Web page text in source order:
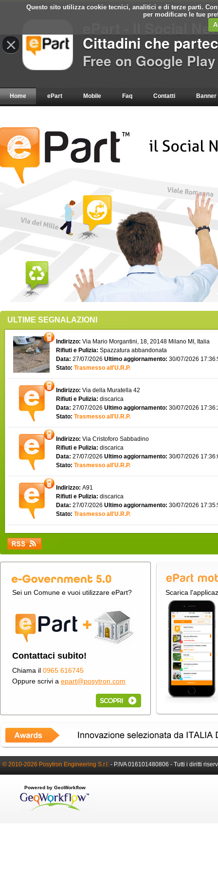
Questo sito utilizza cookie tecnici, analitici e di terze parti.
per modificare le tue
Home ePart Mobile Faq Contatti Banner
ULTIME SEGNALAZIONI
Indirizzo: Via Mario Morgantini, 18, 20148 Milano MI, Italia
Rifiuti e Pulizia: Spazzatura abbandonata
Data: 27/07/2026 Ultimo aggiornamento: 30/07/2026
Stato: Trasmesso all'U.R.P.
Indirizzo: Via della Muratella 42
Rifiuti e Pulizia: discarica
Data: 27/07/2026 Ultimo aggiornamento: 30/07/2026
Stato: Trasmesso all'U.R.P.
Indirizzo: Via Cristoforo Sabbadino
Rifiuti e Pulizia: discarica
Data: 27/07/2026 Ultimo aggiornamento: 30/07/2026
Stato: Trasmesso all'U.R.P.
Indirizzo: A91
Rifiuti e Pulizia: discarica
Data: 27/07/2026 Ultimo aggiornamento: 30/07/2026
Stato: Trasmesso all'U.R.P.
Sei un Comune e vuoi utilizzare ePart?
Contattaci subito!
Chiama il 0965 616745
Oppure scrivi a epart@posytron.com
Scarica
© 2010-2026 Posytron Engineering S.r.l. - P.IVA 016101480806 - Tutti i diritti
Powered by GeoWorkflow
×
ePart - Il Social
Cittadini che
Free on Google Play